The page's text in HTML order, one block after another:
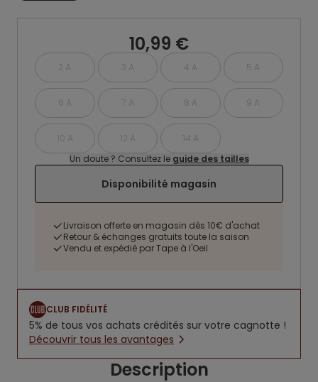
10,99 €
2 A 3 A 4 A 5 A
6 A 7 A 8 A 9 A
10 A 12 A
14 A
Un doute ? Consultez le guide des tailles
Disponibilité magasin
Livraison offerte en magasin dès 10€ d'achat
Retour & échanges gratuits toute la saison
Vendu et expédié par Tape à l'Oeil
CLUB FIDÉLITÉ
5% de tous vos achats crédités sur votre cagnotte !
Découvrir tous les avantages
Description